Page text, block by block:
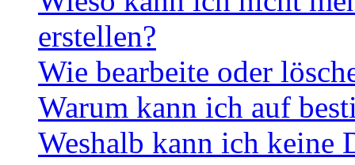
erstellen?
Wie bearbeite oder
Warum kann ich auf
Weshalb kann ich keine